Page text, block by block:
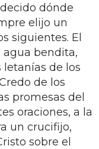
dónde
elijo un
siguientes. El
agua bendita,
de los
de los
promesas del
oraciones, a la
un crucifijo,
sobre el